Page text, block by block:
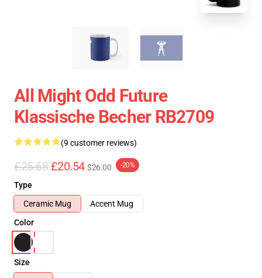
All Might Odd Future
Klassische Becher RB2709
(9 customer reviews)
£25.68 £20.54 $26.00 -20%
Type
Ceramic Mug
Accent Mug
Color
Size